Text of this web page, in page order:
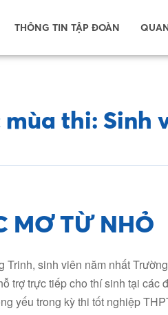
THÔNG TIN TẬP ĐOÀN
mùa thi:
MƠ TỪ NHỎ
Trinh, sinh viên năm nhất
trợ trực tiếp cho thí sinh tại các
yếu trong kỳ thi tốt nghiệp